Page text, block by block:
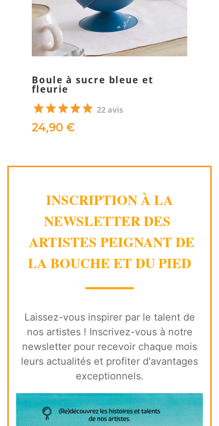
Boule à sucre bleue et
fleurie
22 avis
24,90 €
INSCRIPTION À LA
NEWSLETTER DES
ARTISTES PEIGNANT DE
LA BOUCHE ET DU PIED
⸻
Laissez-vous inspirer par le talent de
nos artistes ! Inscrivez-vous à notre
newsletter pour recevoir chaque mois
leurs actualités et profiter d'avantages
exceptionnels.